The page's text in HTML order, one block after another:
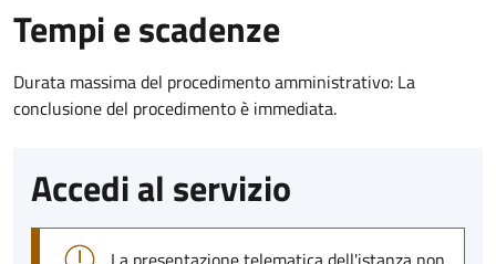
Tempi e scadenze
Durata massima del procedimento amministrativo: La
conclusione del procedimento è immediata.
Accedi al servizio